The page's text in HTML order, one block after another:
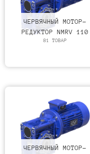
ЧЕРВЯЧНЫЙ МОТОР-
РЕДУКТОР NMRV 110
81 ТОВАР
ЧЕРВЯЧНЫЙ МОТОР-